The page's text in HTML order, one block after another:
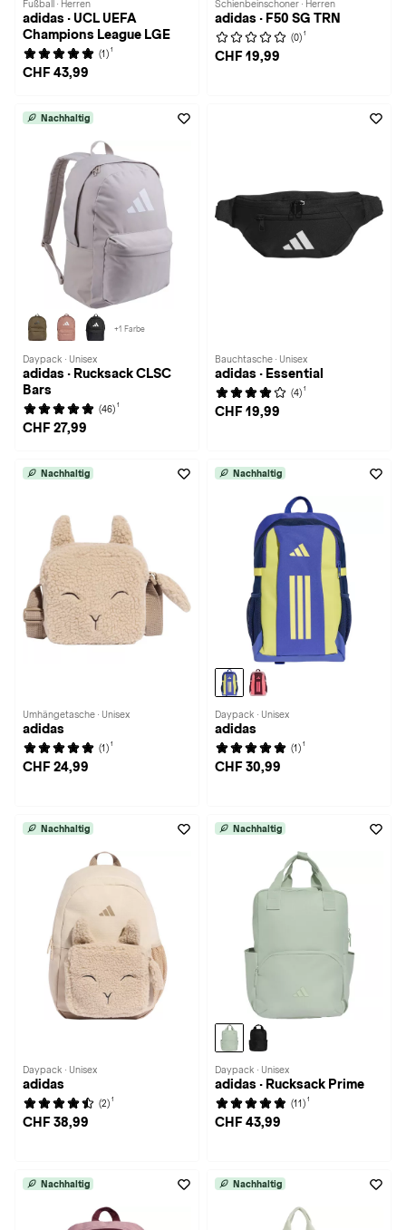
Fußball · Herren
adidas · UCL UEFA
Champions League LGE
(1) 1
CHF 43,99
Schienbeinschoner · Herren
adidas · F50 SG TRN
(0) 1
CHF 19,99
Nachhaltig
+1 Farbe
Daypack · Unisex
adidas · Rucksack CLSC
Bars
(46) 1
CHF 27,99
Bauchtasche · Unisex
adidas · Essential
(4) 1
CHF 19,99
Nachhaltig
Umhängetasche · Unisex
adidas
(1) 1
CHF 24,99
Nachhaltig
Daypack · Unisex
adidas
(1) 1
CHF 30,99
Nachhaltig
Daypack · Unisex
adidas
(2) 1
CHF 38,99
Nachhaltig
Daypack · Unisex
adidas · Rucksack Prime
(11) 1
CHF 43,99
Nachhaltig Nachhaltig